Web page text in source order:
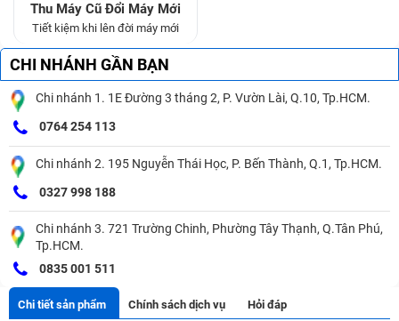
Thu Máy Cũ Đổi Máy Mới
Tiết kiệm khi lên đời máy mới
CHI NHÁNH GẦN BẠN
Chi nhánh 1. 1E Đường 3 tháng 2, P. Vườn Lài, Q.10, Tp.HCM.
0764 254 113
Chi nhánh 2. 195 Nguyễn Thái Học, P. Bến Thành, Q.1, Tp.HCM.
0327 998 188
Chi nhánh 3. 721 Trường Chinh, Phường Tây Thạnh, Q.Tân Phú,
Tp.HCM.
0835 001 511
Chi tiết sản phẩm Chính sách dịch vụ Hỏi đáp